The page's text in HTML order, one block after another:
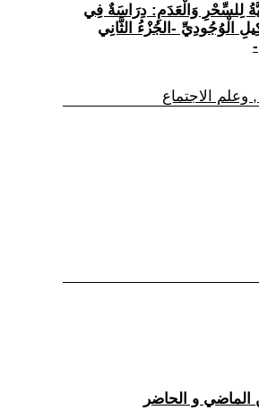
لِلسِّحْرِ وَالْعَدَمِ: دِرَاسَةٌ فِي
الْوُجُودِيِّ -الجُزْءُ الثَّانِي
الاجتماع